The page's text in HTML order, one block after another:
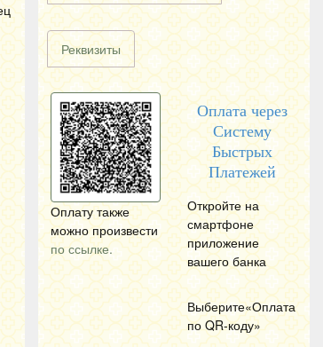
Реквизиты
Оплату также
можно произвести
по ссылке.
Оплата через
Систему
Быстрых
Платежей
Откройте на
смартфоне
приложение
вашего банка
Выберите«Оплата
по QR-коду»